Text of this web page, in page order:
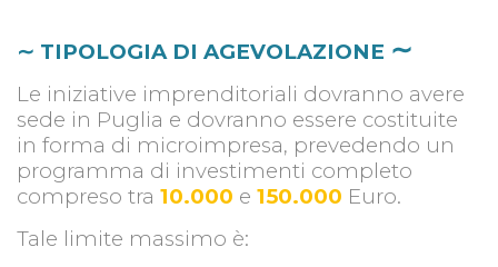
∼ TIPOLOGIA DI AGEVOLAZIONE ∼
Le iniziative imprenditoriali dovranno avere
sede in Puglia e dovranno essere costituite
in forma di microimpresa, prevedendo un
programma di investimenti completo
compreso tra 10.000 e 150.000 Euro.
Tale limite massimo è: